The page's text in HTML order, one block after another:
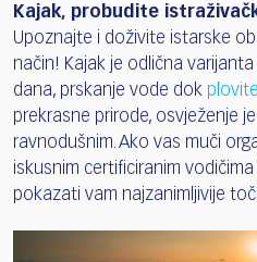
Kajak, probudite
Upoznajte i doživite istarske
način! Kajak je odlična
dana, prskanje vode dok
prekrasne prirode, osvježenje
ravnodušnim. Ako vas muči
iskusnim certificiranim
pokazati vam najzanimljivije